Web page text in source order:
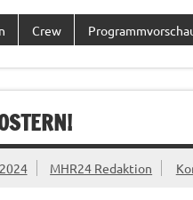
Crew
MHR24 Redaktion